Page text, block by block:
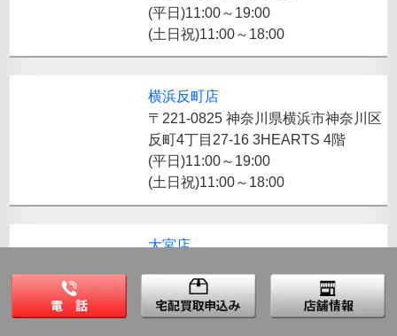
(平日)11:00～19:00
(土日祝)11:00～18:00
横浜反町店
〒221-0825 神奈川県横浜市神奈川区
反町4丁目27-16 3HEARTS 4階
(平日)11:00～19:00
(土日祝)11:00～18:00
大宮店
仲町3-17-2大宮Yビル2階
(平日)11:00～19:00